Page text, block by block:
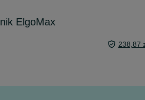
ElgoMax
238,87